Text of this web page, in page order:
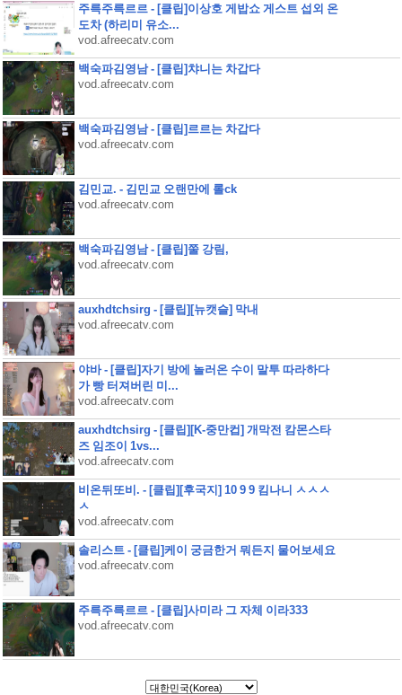
주륵주륵르르 - [클립]이상호 게밥쇼 게스트 섭외 온
도차 (하리미 유소...
vod.afreecatv.com
백숙파김영남 - [클립]챠니는 차갑다
vod.afreecatv.com
백숙파김영남 - [클립]르르는 차갑다
vod.afreecatv.com
김민교. - 김민교 오랜만에 롤ck
vod.afreecatv.com
백숙파김영남 - [클립]쭐 강림,
vod.afreecatv.com
auxhdtchsirg - [클립][뉴캣슬] 막내
vod.afreecatv.com
야바 - [클립]자기 방에 놀러온 수이 말투 따라하다
가 빵 터져버린 미...
vod.afreecatv.com
auxhdtchsirg - [클립][K-중만컵] 개막전 캄몬스타
즈 임조이 1vs...
vod.afreecatv.com
비온뒤또비. - [클립][후국지] 10 9 9 킴나니 ㅅㅅㅅ
ㅅ
vod.afreecatv.com
솔리스트 - [클립]케이 궁금한거 뭐든지 물어보세요
vod.afreecatv.com
주륵주륵르르 - [클립]사미라 그 자체 이라333
vod.afreecatv.com